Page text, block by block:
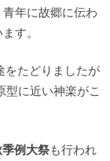
年に故郷に伝わ
す。
をたどりましたが
型に近い神楽がこ
例大祭も行われ